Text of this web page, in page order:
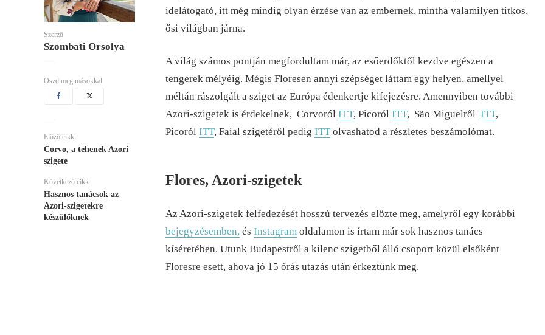
Szerző
Szombati Orsolya
Oszd meg másokkal
Előző cikk
Corvo, a tehenek Azori
szigete
Következő cikk
Hasznos tanácsok az
Azori-szigetekre
készülőknek
idelátogató, itt még mindig olyan érzése van az embernek, mintha valamilyen titkos,
ősi világban járna.
A világ számos pontján megfordultam már, az esőerdőktől kezdve egészen a
tengerek mélyéig. Mégis Floresen annyi szépséget láttam egy helyen, amellyel
méltán rászolgált a sziget az Európa édenkertje kifejezésre. Amennyiben további
Azori-szigetek is érdekelnek, Corvoról ITT, Picoról ITT, São Miguelről ITT,
Picoról ITT, Faial szigetéről pedig ITT olvashatod a részletes beszámolómat.
Flores, Azori-szigetek
Az Azori-szigetek felfedezését hosszú tervezés előzte meg, amelyről egy korábbi
bejegyzésemben, és Instagram oldalamon is írtam már sok hasznos tanács
kíséretében. Utunk Budapestről a kilenc szigetből álló csoport közül elsőként
Floresre esett, ahova jó 15 órás utazás után érkeztünk meg.